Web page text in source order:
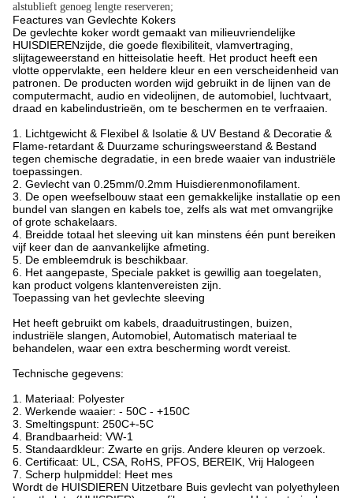
alstublieft genoeg lengte reserveren;
Feactures van Gevlechte Kokers
De gevlechte koker wordt gemaakt van milieuvriendelijke
HUISDIERENzijde, die goede flexibiliteit, vlamvertraging,
slijtageweerstand en hitteisolatie heeft. Het product heeft een
vlotte oppervlakte, een heldere kleur en een verscheidenheid van
patronen. De producten worden wijd gebruikt in de lijnen van de
computermacht, audio en videolijnen, de automobiel, luchtvaart,
draad en kabelindustrieën, om te beschermen en te verfraaien.
1. Lichtgewicht & Flexibel & Isolatie & UV Bestand & Decoratie &
Flame-retardant & Duurzame schuringsweerstand & Bestand
tegen chemische degradatie, in een brede waaier van industriële
toepassingen.
2. Gevlecht van 0.25mm/0.2mm Huisdierenmonofilament.
3. De open weefselbouw staat een gemakkelijke installatie op een
bundel van slangen en kabels toe, zelfs als wat met omvangrijke
of grote schakelaars.
4. Breidde totaal het sleeving uit kan minstens één punt bereiken
vijf keer dan de aanvankelijke afmeting.
5. De embleemdruk is beschikbaar.
6. Het aangepaste, Speciale pakket is gewillig aan toegelaten,
kan product volgens klantenvereisten zijn.
Toepassing van het gevlechte sleeving
Het heeft gebruikt om kabels, draaduitrustingen, buizen,
industriële slangen, Automobiel, Automatisch materiaal te
behandelen, waar een extra bescherming wordt vereist.
Technische gegevens:
1. Materiaal: Polyester
2. Werkende waaier: - 50C - +150C
3. Smeltingspunt: 250C+-5C
4. Brandbaarheid: VW-1
5. Standaardkleur: Zwarte en grijs. Andere kleuren op verzoek.
6. Certificaat: UL, CSA, RoHS, PFOS, BEREIK, Vrij Halogeen
7. Scherp hulpmiddel: Heet mes
Wordt de HUISDIEREN Uitzetbare Buis gevlecht van polyethyleen